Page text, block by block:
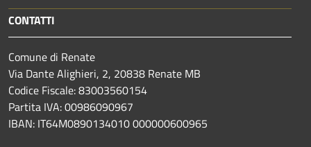
CONTATTI
Comune di Renate
Via Dante Alighieri, 2, 20838 Renate MB
Codice Fiscale: 83003560154
Partita IVA: 00986090967
IBAN: IT64M0890134010 000000600965